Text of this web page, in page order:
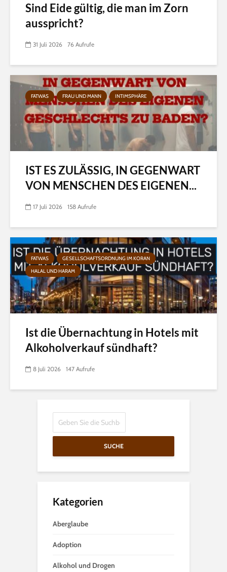
Sind Eide gültig, die man im Zorn
ausspricht?
31 Juli 2026 76 Aufrufe
FATWAS FRAU UND MANN INTIMSPHÄRE
IST ES ZULÄSSIG, IN GEGENWART
VON MENSCHEN DES EIGENEN...
17 Juli 2026 158 Aufrufe
FATWAS
GESELLSCHAFTSORDNUNG IM KORAN
HALAL UND HARAM
Ist die Übernachtung in Hotels mit
Alkoholverkauf sündhaft?
8 Juli 2026 147 Aufrufe
SUCHE
Kategorien
Aberglaube
Adoption
Alkohol und Drogen